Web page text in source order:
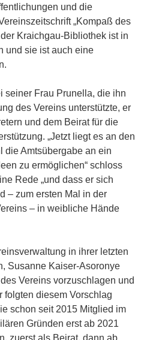
und die
„Kompaß des
Kraichgau-Bibliothek ist in
und sie ist auch eine
seiner Frau Prunella, die ihn
des Vereins unterstützte, er
und dem Beirat für die
„Jetzt liegt es an den
die Amtsübergabe an ein
zu ermöglichen“ schloss
Rede „und dass er sich
– zum ersten Mal in der
– in weibliche Hände
in ihrer letzten
Susanne Kaiser-Asoronye
Vereins vorzuschlagen und
folgten diesem Vorschlag
schon seit 2015 Mitglied im
Gründen erst ab 2021
zuerst als Beirat, dann ab